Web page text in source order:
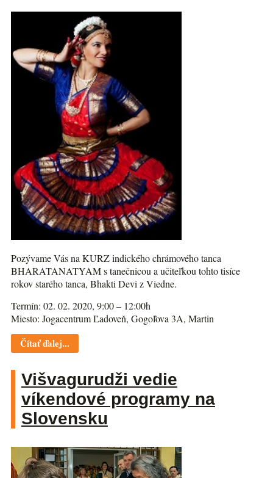
Pozývame Vás na KURZ indického chrámového tanca
BHARATANATYAM s tanečnicou a učiteľkou tohto tisíce
rokov starého tanca, Bhakti Devi z Viedne.
Termín: 02. 02. 2020, 9:00 – 12:00h
Miesto: Jogacentrum Ľadoveň, Gogoľova 3A, Martin
Čítať ďalej...
Višvagurudži vedie
víkendové programy na
Slovensku